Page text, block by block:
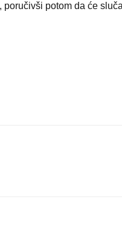
poručivši potom da će